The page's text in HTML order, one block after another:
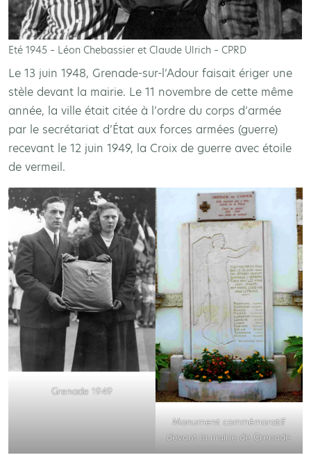
Eté 1945 – Léon Chebassier et Claude Ulrich – CPRD
Le 13 juin 1948, Grenade-sur-l’Adour faisait ériger une
stèle devant la mairie. Le 11 novembre de cette même
année, la ville était citée à l’ordre du corps d’armée
par le secrétariat d’État aux forces armées (guerre)
recevant le 12 juin 1949, la Croix de guerre avec étoile
de vermeil.
Grenade 1949
Monument commémoratif
devant la mairie de Grenade